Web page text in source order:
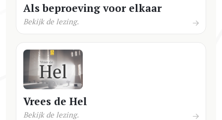
Als beproeving voor elkaar
Bekijk de lezing.
Vrees de Hel
Bekijk de lezing.